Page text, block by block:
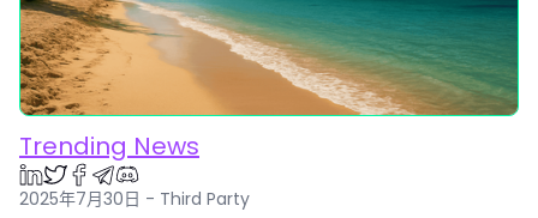
Trending News
2025年7月30日 - Third Party